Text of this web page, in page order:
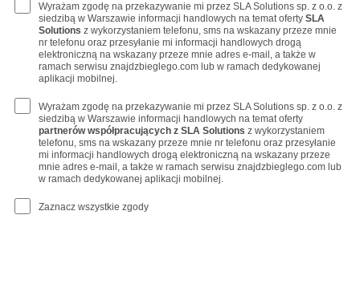
Wyrażam zgodę na przekazywanie mi przez SLA Solutions sp. z o.o. z
siedzibą w Warszawie informacji handlowych na temat oferty SLA
Solutions z wykorzystaniem telefonu, sms na wskazany przeze mnie
nr telefonu oraz przesyłanie mi informacji handlowych drogą
elektroniczną na wskazany przeze mnie adres e-mail, a także w
ramach serwisu znajdzbieglego.com lub w ramach dedykowanej
aplikacji mobilnej.
Wyrażam zgodę na przekazywanie mi przez SLA Solutions sp. z o.o. z
siedzibą w Warszawie informacji handlowych na temat oferty
partnerów współpracujących z SLA Solutions z wykorzystaniem
telefonu, sms na wskazany przeze mnie nr telefonu oraz przesyłanie
mi informacji handlowych drogą elektroniczną na wskazany przeze
mnie adres e-mail, a także w ramach serwisu znajdzbieglego.com lub
w ramach dedykowanej aplikacji mobilnej.
Zaznacz wszystkie zgody